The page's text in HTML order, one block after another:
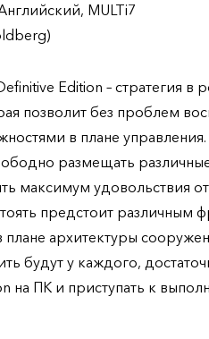
MULTi7
Edition – стратегия
позволит без проблем
в плане
размещать
максимум удовольствия
предстоит различным
плане архитектуры
будут у каждого,
на ПК и приступать к